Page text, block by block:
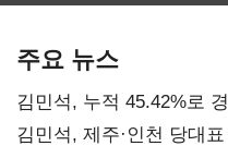
주요 뉴스
김민석, 누적 45.42%로
0.86%p(2보)
김민석, 제주·인천 당대